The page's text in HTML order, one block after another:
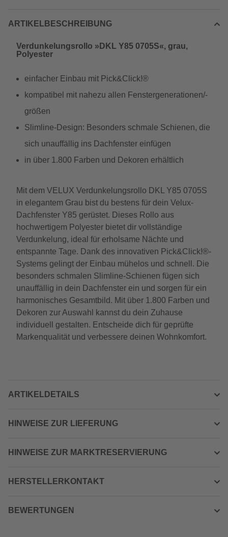
ARTIKELBESCHREIBUNG
Verdunkelungsrollo »DKL Y85 0705S«, grau,
Polyester
einfacher Einbau mit Pick&Click!®
kompatibel mit nahezu allen Fenstergenerationen/-
größen
Slimline-Design: Besonders schmale Schienen, die
sich unauffällig ins Dachfenster einfügen
in über 1.800 Farben und Dekoren erhältlich
Mit dem VELUX Verdunkelungsrollo DKL Y85 0705S
in elegantem Grau bist du bestens für dein Velux-
Dachfenster Y85 gerüstet. Dieses Rollo aus
hochwertigem Polyester bietet dir vollständige
Verdunkelung, ideal für erholsame Nächte und
entspannte Tage. Dank des innovativen Pick&Click!®-
Systems gelingt der Einbau mühelos und schnell. Die
besonders schmalen Slimline-Schienen fügen sich
unauffällig in dein Dachfenster ein und sorgen für ein
harmonisches Gesamtbild. Mit über 1.800 Farben und
Dekoren zur Auswahl kannst du dein Zuhause
individuell gestalten. Entscheide dich für geprüfte
Markenqualität und verbessere deinen Wohnkomfort.
ARTIKELDETAILS
HINWEISE ZUR LIEFERUNG
HINWEISE ZUR MARKTRESERVIERUNG
HERSTELLERKONTAKT
BEWERTUNGEN